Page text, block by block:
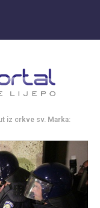
iz crkve sv. Marka: